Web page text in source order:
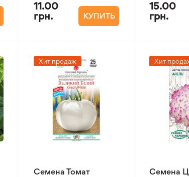
11.00
грн.
КУПИТЬ
15.00
грн.
Хит продаж
Семена Томат
Хит
Семена